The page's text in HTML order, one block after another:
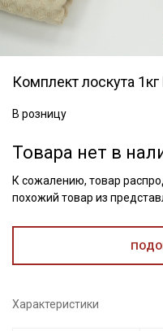
Комплект лоскута
В розницу
Товара нет в
К сожалению, товар
похожий товар из
Характеристики